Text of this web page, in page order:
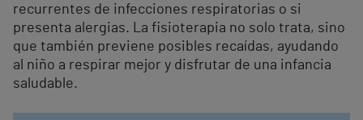
recurrentes de infecciones respiratorias o si
presenta alergias. La fisioterapia no solo trata, sino
que también previene posibles recaídas, ayudando
al niño a respirar mejor y disfrutar de una infancia
saludable.